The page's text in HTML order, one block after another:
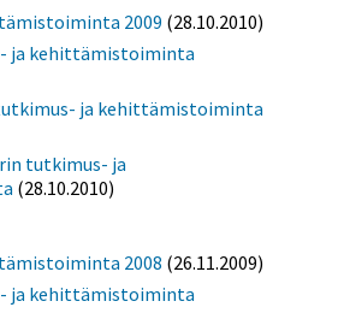
2009 (28.10.2010)
ja kehittämistoiminta
ja kehittämistoiminta
tutkimus- ja
(28.10.2010)
2008 (26.11.2009)
ja kehittämistoiminta